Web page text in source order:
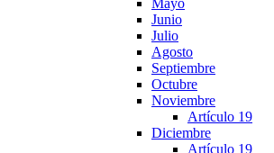
Mayo
Junio
Julio
Agosto
Septiembre
Octubre
Noviembre
Artículo 19
Diciembre
Artículo 19